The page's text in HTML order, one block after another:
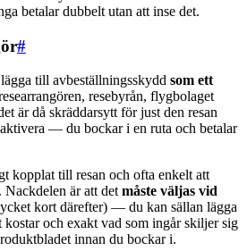
betalar dubbelt utan att inse det.
#
till avbeställningsskydd som ett
resebyrån, flygbolaget
är då skräddarsytt för just den resan
— du bockar i en ruta och betalar
kopplat till resan och ofta enkelt att
Nackdelen är att det måste väljas vid
kort därefter) — du kan sällan lägga
och exakt vad som ingår skiljer sig
innan du bockar i.